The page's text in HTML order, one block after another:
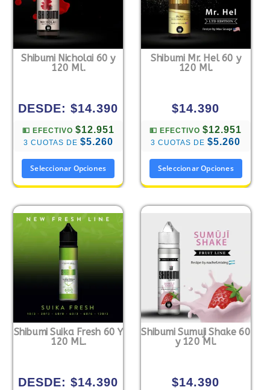
Shibumi Nicholai 60 y
120 Ml.
DESDE:$14.390
💵 EFECTIVO $12.951
3 CUOTAS DE $5.260
Seleccionar Opciones
Shibumi Mr. Hel 60 y
120 Ml.
$14.390
💵 EFECTIVO$12.951
3 CUOTAS DE$5.260
Seleccionar Opciones
Shibumi Suika Fresh 60 Y
120 ML.
DESDE:$14.390
Shibumi Sumuji Shake 60
y 120 Ml.
$14.390